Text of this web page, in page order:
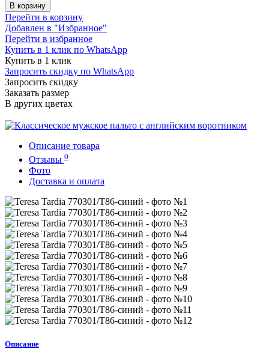
В корзину
Перейти в корзину
Добавлен в "Избранное"
Перейти в избранное
Купить в 1 клик по WhatsApp
Купить в 1 клик
Запросить скидку по WhatsApp
Запросить скидку
Заказать размер
В других цветах
Описание товара
Отзывы 0
Фото
Доставка и оплата
Описание